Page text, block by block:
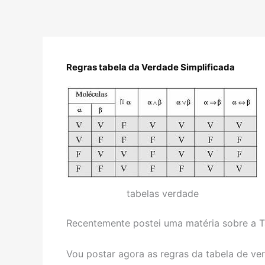
Regras tabela da Verdade Simplificada
tabelas verdade
Recentemente postei uma matéria sobre a
Vou postar agora as regras da tabela de